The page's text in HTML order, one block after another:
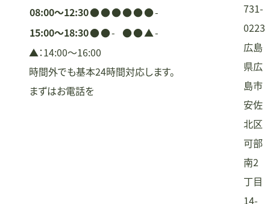
08:00〜12:30●●●●●●-
15:00〜18:30●●- ●●▲-
▲：14:00〜16:00
時間外でも基本24時間対応します。
まずはお電話を
731-
0223
広島
県広
島市
安佐
北区
可部
南2
丁目
14-